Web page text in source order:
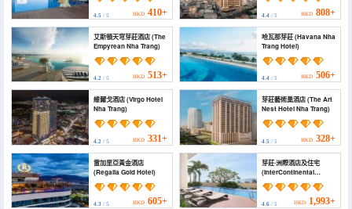
4.5 / 5 HKD 410+ 4.4/ 5 HKD 808+
艾斯頓天穹芽莊酒店 (The
Empyrean Nha Trang)
4.2 / 5 HKD 513+
哈瓦那芽莊 (Havana Nha
Trang Hotel)
4.4/ 5 HKD 506+
維爾戈酒店 (Virgo Hotel
Nha Trang)
4.2 / 5 HKD 331+
芽莊藝術巢酒店 (The Art
Nest Hotel Nha Trang)
4.5/ 5 HKD 328+
雷加里亞黃金酒店
(Regalia Gold Hotel)
4.3 / 5 HKD 605+
芽莊·洲際酒店及住宅
(InterContinental
Residences Nha Trang
by IHG)
4.6/ 5 HKD 1,993+